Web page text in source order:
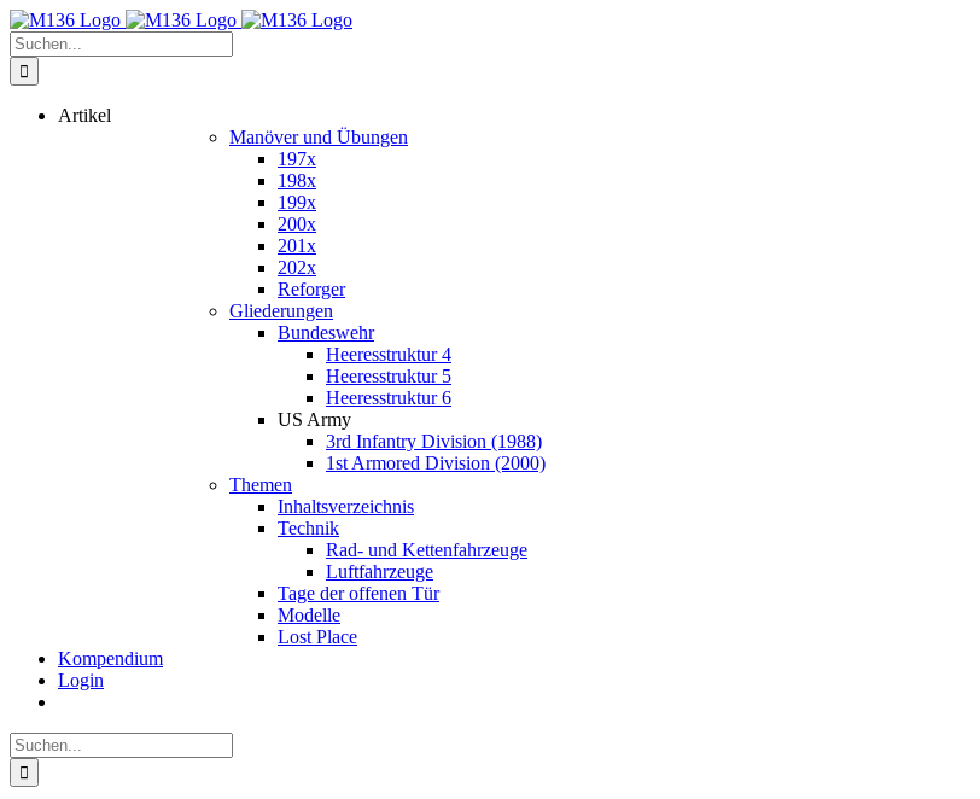
Zum
Inhalt
springen
Suche
nach:
Artikel
Manöver und Übungen
197x
198x
199x
200x
201x
202x
Reforger
Gliederungen
Bundeswehr
Heeresstruktur 4
Heeresstruktur 5
Heeresstruktur 6
US Army
3rd Infantry Division (1988)
1st Armored Division (2000)
Themen
Inhaltsverzeichnis
Technik
Rad- und Kettenfahrzeuge
Luftfahrzeuge
Tage der offenen Tür
Modelle
Lost Place
Kompendium
Login
Suche
nach: